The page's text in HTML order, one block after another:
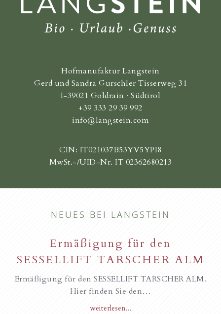
Hofmanufaktur Langstein
Gerd und Sandra Gurschler Tisserweg 31
I-39021 Goldrain · Südtirol
+39 333 29 39 992
info@langstein.com
CIN: IT021037B53YV5YPI8
MwSt.-/UID-Nr. IT 02362680213
NEUES BEI LANGSTEIN
Ermäßigung für den
SESSELLIFT TARSCHER ALM
Ermäßigung für den SESSELLIFT TARSCHER ALM.
Hier finden Sie den…
weiterlesen...